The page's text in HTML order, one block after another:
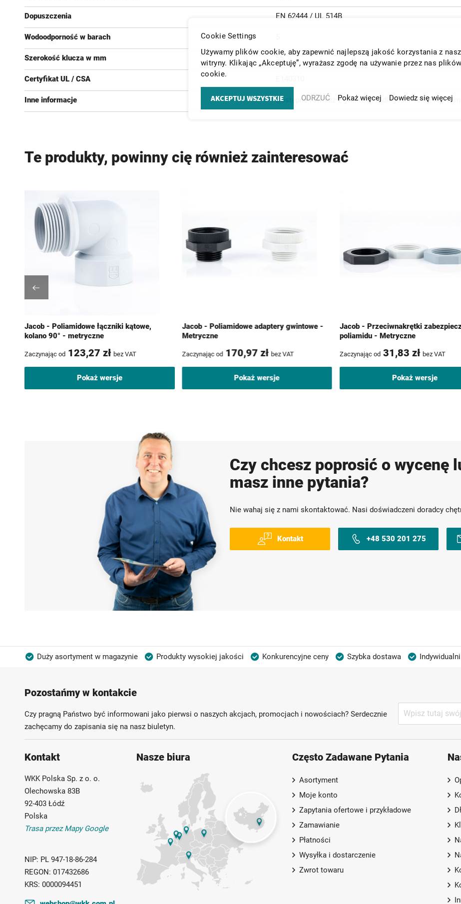
Dopuszczenia EN 62444 / UL 514B
Wodoodporność w barach
Szerokość klucza w mm
Certyfikat UL / CSA
Inne informacje Dostępne również z gwintami o długości 15,0 i 18,0
Te produkty, powinny cię również zainteresować
Jacob - Poliamidowe łączniki kątowe,
kolano 90° - metryczne
Zaczynając od 123,27 zł bez VAT
Pokaż wersje
Jacob - Poliamidowe adaptery gwintowe -
Metryczne
Zaczynając od 170,97 zł bez VAT
Pokaż wersje
Jacob - Przeciwnakrętki
poliamidu - Metryczne
Zaczynając od 31,83 zł bez VAT
Pokaż wersje
Czy chcesz poprosić o wycenę
masz inne pytania?
Nie wahaj się z nami skontaktować. Nasi doświadczeni doradcy
Kontakt +48 530 201 275
Duży asortyment w magazynie Produkty wysokiej jakości Konkurencyjne ceny Szybka dostawa
Pozostańmy w kontakcie
Czy pragną Państwo być informowani jako pierwsi o naszych akcjach, promocjach i nowościach? Serdecznie
zachęcamy do zapisania się na nasz biuletyn.
nasz
Kontakt
WKK Polska Sp. z o. o.
Olechowska 83B
92-403 Łódź
Polska
Trasa przez Mapy Google
NIP: PL 947-18-86-284
REGON: 017432686
KRS: 0000094451
Nasze biura Często Zadawane Pytania
Asortyment
Moje konto
Zapytania ofertowe i przykładowe
Zamawianie
Płatności
Wysyłka i dostarczenie
Zwrot towaru
Cookie Settings
Używamy plików cookie, aby zapewnić najlepszą jakość korzystania z
witryny. Klikając „Akceptuję”, wyrażasz zgodę na używanie przez nas plików
cookie.
AKCEPTUJ WSZYSTKIE ODRZUĆ Pokaż więcej Dowiedz się więcej